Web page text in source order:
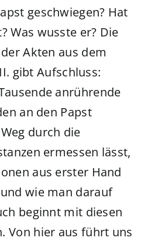
geschwiegen? Hat
Was wusste er? Die
Akten aus dem
gibt Aufschluss:
anrührende
an den Papst
durch die
ermessen lässt,
aus erster Hand
wie man darauf
beginnt mit diesen
Von hier aus führt uns